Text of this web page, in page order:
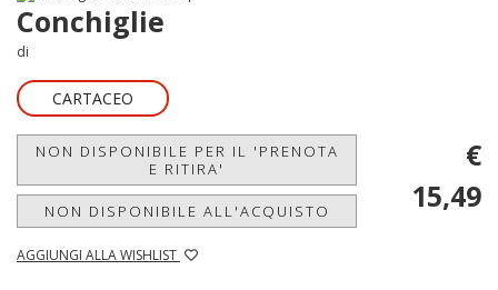
Conchiglie
di
CARTACEO
NON DISPONIBILE PER IL 'PRENOTA
E RITIRA'
NON DISPONIBILE ALL'ACQUISTO
AGGIUNGI ALLA WISHLIST
€
15,49